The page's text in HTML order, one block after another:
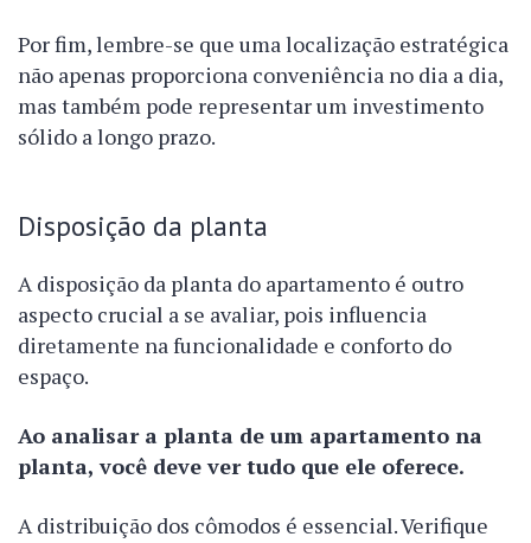
Por fim, lembre-se que uma localização estratégica
não apenas proporciona conveniência no dia a dia,
mas também pode representar um investimento
sólido a longo prazo.
Disposição da planta
A disposição da planta do apartamento é outro
aspecto crucial a se avaliar, pois influencia
diretamente na funcionalidade e conforto do
espaço.
Ao analisar a planta de um apartamento na
planta, você deve ver tudo que ele oferece.
A distribuição dos cômodos é essencial. Verifique